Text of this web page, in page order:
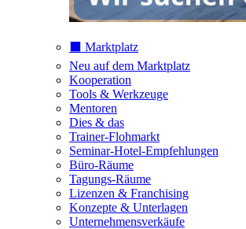
⬛️ Marktplatz
Neu auf dem Marktplatz
Kooperation
Tools & Werkzeuge
Mentoren
Dies & das
Trainer-Flohmarkt
Seminar-Hotel-Empfehlungen
Büro-Räume
Tagungs-Räume
Lizenzen & Franchising
Konzepte & Unterlagen
Unternehmensverkäufe